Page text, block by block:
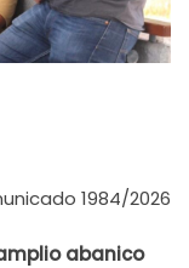
1984/2026
abanico